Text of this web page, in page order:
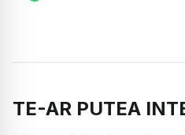
TE-AR PUTEA